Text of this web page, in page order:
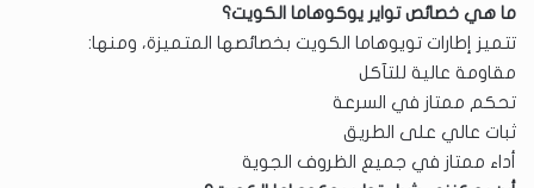
ما هي خصائص تواير يوكوهاما الكويت؟
تتميز إطارات تويوهاما الكويت بخصائصها المتميزة، ومنها:
مقاومة عالية للتآكل
تحكم ممتاز في السرعة
ثبات عالي على الطريق
أداء ممتاز في جميع الظروف الجوية